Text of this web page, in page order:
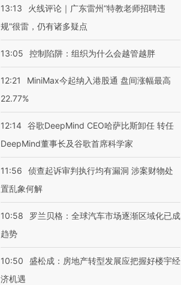
13:13
火线评论｜广东雷州“特教老师招聘违
规”很雷，仍有诸多疑点
13:05 控制陷阱：组织为什么会越管越胖
12:21
MiniMax今起纳入港股通 盘间涨幅最高
22.77%
12:14 谷歌DeepMind CEO哈萨比斯卸任 转任
DeepMind董事长及谷歌首席科学家
11:56
侦查起诉审判执行均有漏洞 涉案财物处
置乱象何解
10:58
罗兰贝格：全球汽车市场逐渐区域化已成
趋势
10:50
盛松成：房地产转型发展应把握好楼宇经
济机遇